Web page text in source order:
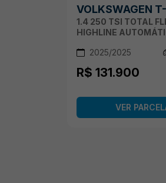
VOLKSWAGEN
1.4 250 TSI TOTAL
HIGHLINE
2025/2025
R$ 131.900
VER